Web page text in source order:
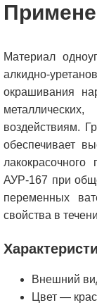
Материал
алкидно-
окрашивания
воздействиям.
обеспечивает
АУР-167 при
переменных
свойства в
Внешний
Цвет —